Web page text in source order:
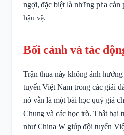
ngợi, đặc biệt là những pha cản
hậu vệ.
Bối cảnh và tác
Trận thua này không ảnh
tuyển Việt Nam trong các giải
nó vẫn là một bài học quý giá
Chung và các học trò. Thất bại
như China W giúp đội tuyển